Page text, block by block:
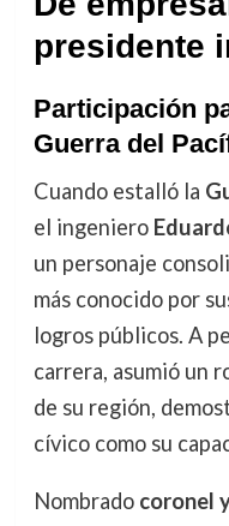
presidente
Participación
Guerra del
Cuando estalló la
el ingeniero
un personaje
más conocido por
logros públicos. A
carrera, asumió un
de su región,
cívico como su
Nombrado coronel